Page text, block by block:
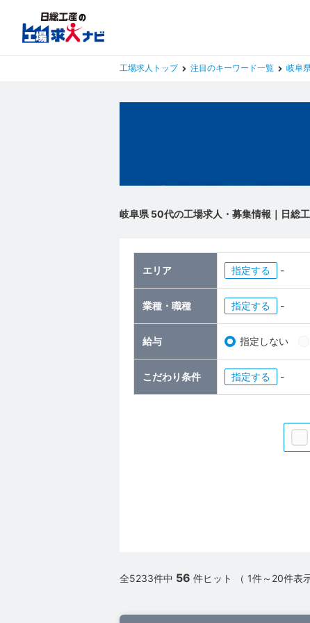
工場求人トップ 注目のキーワード一覧 岐阜
岐阜県 50代の工場求人・募集情報｜日総
エリア 指定 -
業種・職種 指定 -
給与 指定しない
こだわり条件 指定 -
全5233件中 56 件ヒット （ 1件～20件表示